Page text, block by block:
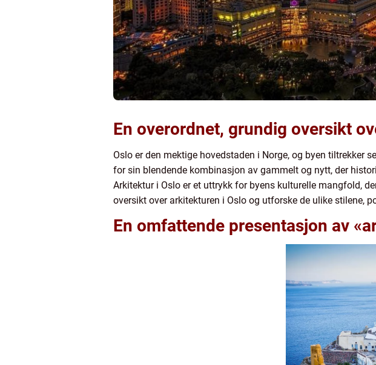
En overordnet, grundig oversikt
Oslo er den mektige hovedstaden i Norge, og byen tiltrekker
for sin blendende kombinasjon av gammelt og nytt, der
Arkitektur i Oslo er et uttrykk for byens kulturelle mangfold,
oversikt over arkitekturen i Oslo og utforske de ulike stilene,
En omfattende presentasjon av